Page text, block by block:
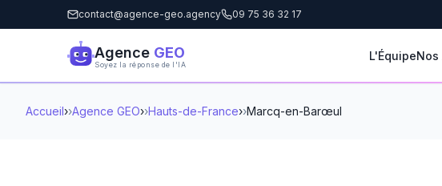
contact@agence-geo.agency 09 75 36 32 17
Agence GEO
Soyez la réponse de l'IA
L'ÉquipeNos
Accueil› Agence GEO› Hauts-de-France› Marcq-en-Barœul